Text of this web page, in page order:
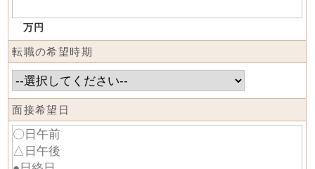
万円
転職の希望時期
面接希望日